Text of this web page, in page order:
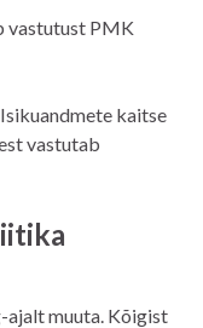
vastutust PMK
kaitse
vastutab
muuta. Kõigist